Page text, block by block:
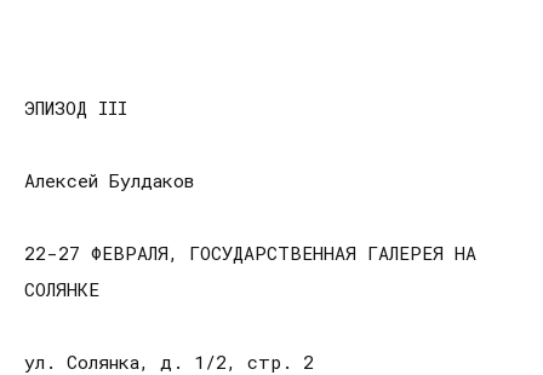
ЭПИЗОД III
Алексей Булдаков
22-27 ФЕВРАЛЯ, ГОСУДАРСТВЕННАЯ ГАЛЕРЕЯ НА
СОЛЯНКЕ
ул. Солянка, д. 1/2, стр. 2